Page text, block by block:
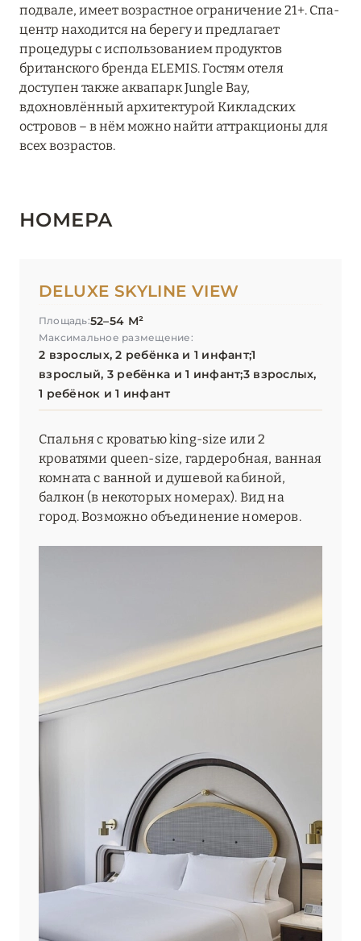
Jumeirah Living Marina Gate
Jumeirah Marsa Al Arab
Jumeirah Zabeel Saray
Kempinski Hotel Mall of the Emirates
Kempinski The Boulevard Dubai
Madinat – Jumeirah Mina Al Salam
Mandarin Oriental Jumeira, Dubai
NH Collection Dubai The Palm
Nikki Beach Resort & Spa Dubai
One&Only One Za'abeel
One&Only Royal Mirage
Raffles The Palm Dubai
Sofitel Dubai Downtown
Sofitel Dubai Jumeirah Beach
Sofitel Dubai The Palm Resort & Spa
The Lana, Dorchester Collection
подвале, имеет возрастное ограничение 21+. Спа-
центр находится на берегу и предлагает
процедуры с использованием продуктов
британского бренда ELEMIS. Гостям отеля
доступен также аквапарк Jungle Bay,
вдохновлённый архитектурой Кикладских
островов – в нём можно найти аттракционы для
всех возрастов.
НОМЕРА
DELUXE SKYLINE VIEW
Площадь:52–54 М²
Максимальное размещение:
2 взрослых, 2 ребёнка и 1 инфант;1
взрослый, 3 ребёнка и 1 инфант;3 взрослых,
1 ребёнок и 1 инфант
Спальня с кроватью king-size или 2
кроватями queen-size, гардеробная, ванная
комната с ванной и душевой кабиной,
балкон (в некоторых номерах). Вид на
город. Возможно объединение номеров.